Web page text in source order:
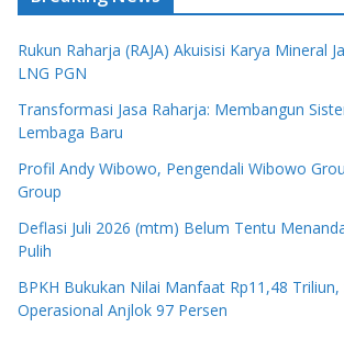
Rukun Raharja (RAJA) Akuisisi Karya Mineral
LNG PGN
Transformasi Jasa Raharja: Membangun
Lembaga Baru
Profil Andy Wibowo, Pengendali Wibowo
Group
Deflasi Juli 2026 (mtm) Belum Tentu
Pulih
BPKH Bukukan Nilai Manfaat Rp11,48 Triliun,
Operasional Anjlok 97 Persen